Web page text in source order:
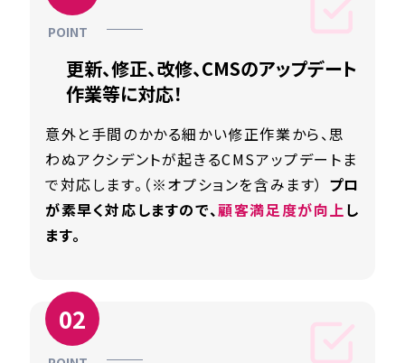
更新、修正、改修、CMSのアップデート
作業等に対応！
意外と手間のかかる細かい修正作業から、思
わぬアクシデントが起きるCMSアップデートま
で対応します。（※オプションを含みます） プロ
が素早く対応しますので、顧客満足度が向上し
ます。